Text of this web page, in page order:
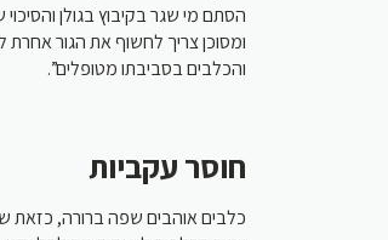
הסתם מי שגר בקיבוץ בגולן
ומסוכן צריך לחשוף את הגור
והכלבים בסביבתו מטופלים”.
חוסר עקביות
כלבים אוהבים שפה ברורה, כזאת